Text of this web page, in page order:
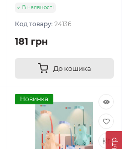
В наявності
Код товару: 24136
181 грн
До кошика
Новинка